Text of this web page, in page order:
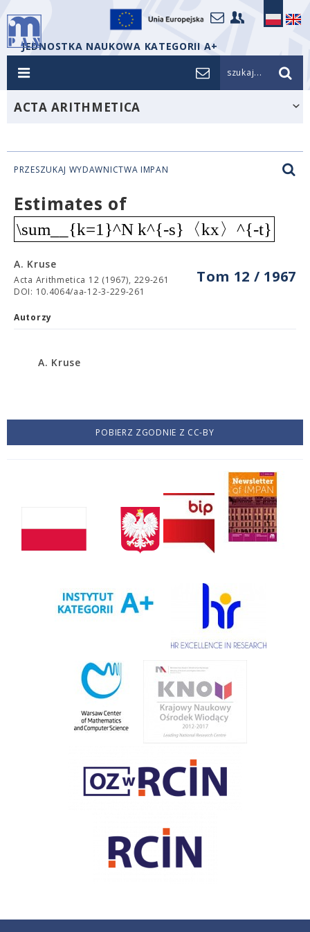
JEDNOSTKA NAUKOWA KATEGORII A+
szukaj...
ACTA ARITHMETICA
PRZESZUKAJ WYDAWNICTWA IMPAN
Estimates of
\sum__{k=1}^N k^{-s}〈kx〉^{-t}
Tom 12 / 1967
A. Kruse
Acta Arithmetica 12 (1967), 229-261
DOI: 10.4064/aa-12-3-229-261
Autorzy
A. Kruse
POBIERZ ZGODNIE Z CC-BY